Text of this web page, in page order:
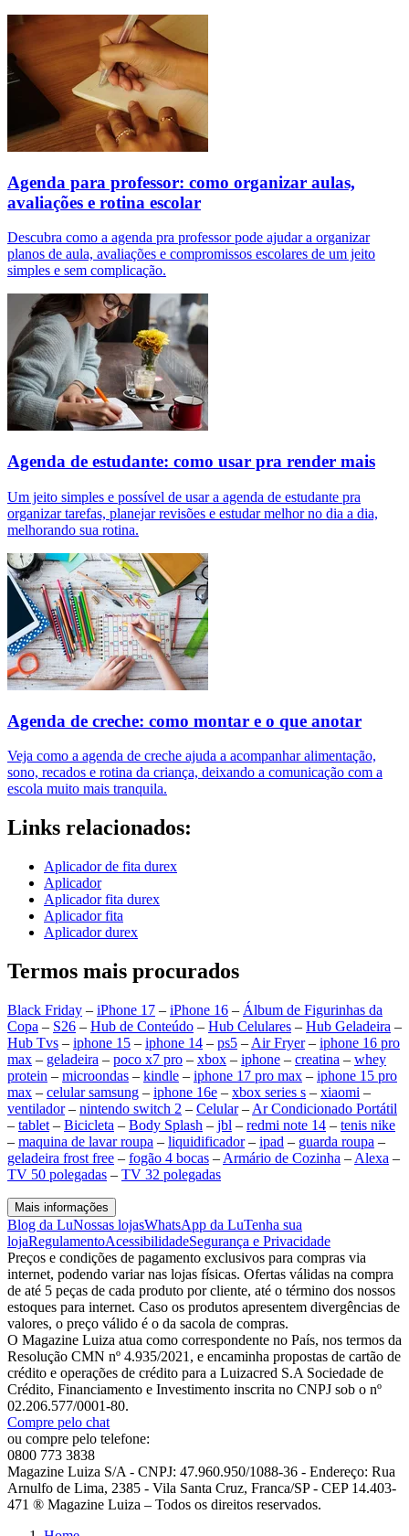
Agenda para professor: como organizar aulas,
avaliações e rotina escolar
Descubra como a agenda pra professor pode ajudar a organizar
planos de aula, avaliações e compromissos escolares de um jeito
simples e sem complicação.
Agenda de estudante: como usar pra render mais
Um jeito simples e possível de usar a agenda de estudante pra
organizar tarefas, planejar revisões e estudar melhor no dia a dia,
melhorando sua rotina.
Agenda de creche: como montar e o que anotar
Veja como a agenda de creche ajuda a acompanhar alimentação,
sono, recados e rotina da criança, deixando a comunicação com a
escola muito mais tranquila.
Links relacionados:
Aplicador de fita durex
Aplicador
Aplicador fita durex
Aplicador fita
Aplicador durex
Termos mais procurados
Black Friday – iPhone 17 – iPhone 16 – Álbum de Figurinhas da
Copa – S26 – Hub de Conteúdo – Hub Celulares – Hub Geladeira –
Hub Tvs – iphone 15 – iphone 14 – ps5 – Air Fryer– iphone 16 pro
max – geladeira – poco x7 pro – xbox – iphone – creatina – whey
protein – microondas – kindle – iphone 17 pro max – iphone 15 pro
max – celular samsung – iphone 16e – xbox series s – xiaomi –
ventilador– nintendo switch 2 – Celular– Ar Condicionado Portátil
– tablet – Bicicleta – Body Splash – jbl – redmi note 14 – tenis nike
– maquina de lavar roupa – liquidificador– ipad – guarda roupa –
geladeira frost free – fogão 4 bocas – Armário de Cozinha – Alexa –
TV 50 polegadas – TV 32 polegadas
Mais informações
Blog da LuNossas lojasWhatsApp da LuTenha sua
lojaRegulamentoAcessibilidadeSegurança e Privacidade
Preços e condições de pagamento exclusivos para compras via
internet, podendo variar nas lojas físicas. Ofertas válidas na compra
de até 5 peças de cada produto por cliente, até o término dos nossos
estoques para internet. Caso os produtos apresentem divergências de
valores, o preço válido é o da sacola de compras.
O Magazine Luiza atua como correspondente no País, nos termos da
Resolução CMN nº 4.935/2021, e encaminha propostas de cartão de
crédito e operações de crédito para a Luizacred S.A Sociedade de
Crédito, Financiamento e Investimento inscrita no CNPJ sob o nº
02.206.577/0001-80.
Compre pelo chat
ou compre pelo telefone:
0800 773 3838
Magazine Luiza S/A - CNPJ: 47.960.950/1088-36 - Endereço: Rua
Arnulfo de Lima, 2385 - Vila Santa Cruz, Franca/SP - CEP 14.403-
471 ® Magazine Luiza – Todos os direitos reservados.